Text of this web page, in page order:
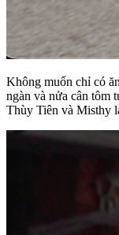
Không muốn chỉ có
ngàn và nửa cân tôm
Thùy Tiên và Misthy